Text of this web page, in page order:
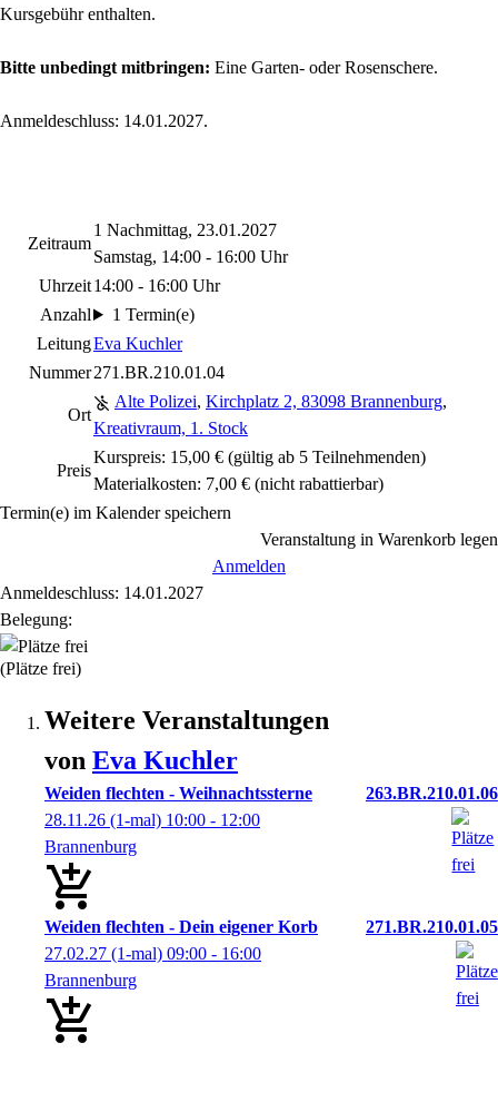
Kursgebühr enthalten.
Bitte unbedingt mitbringen: Eine Garten- oder Rosenschere.
Anmeldeschluss: 14.01.2027.
Zeitraum
1 Nachmittag, 23.01.2027
Samstag, 14:00 - 16:00 Uhr
Uhrzeit14:00 - 16:00 Uhr
Anzahl
1 Termin(e)
LeitungEva Kuchler
Nummer271.BR.210.01.04
Ort
Alte Polizei, Kirchplatz 2, 83098 Brannenburg,
Kreativraum, 1. Stock
Preis
Kurspreis: 15,00 € (gültig ab 5 Teilnehmenden)
Materialkosten: 7,00 € (nicht rabattierbar)
Termin(e) im Kalender speichern
Veranstaltung in Warenkorb legen
Anmelden
Anmeldeschluss: 14.01.2027
Belegung:
(Plätze frei)
Weitere Veranstaltungen
von Eva Kuchler
Weiden flechten - Weihnachtssterne
263.BR.210.01.06
28.11.26 (1-mal) 10:00 - 12:00
Brannenburg
Weiden flechten - Dein eigener Korb
271.BR.210.01.05
27.02.27 (1-mal) 09:00 - 16:00
Brannenburg